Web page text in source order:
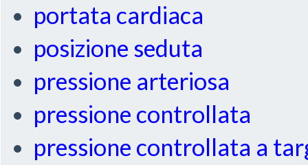
portata cardiaca
posizione seduta
pressione arteriosa
pressione controllata
pressione controllata a